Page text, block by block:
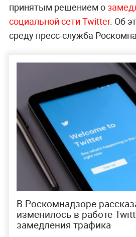
принятым решением о
социальной сети Twitter. Об
среду пресс-служба
В Роскомнадзоре
изменилось в работе
замедления трафика